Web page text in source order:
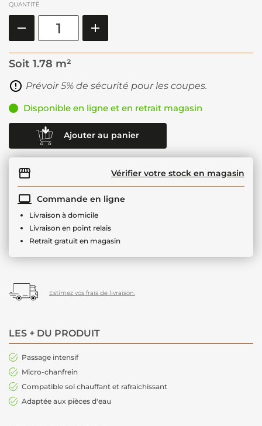
QUANTITÉ
Soit 1.78 m²
Prévoir 5% de sécurité pour les coupes.
Disponible en ligne et en retrait magasin
Ajouter au panier
Vérifier votre stock en magasin
Commande en ligne
Livraison à domicile
Livraison en point relais
Retrait gratuit en magasin
Estimez vos frais de livraison.
LES + DU PRODUIT
Passage intensif
Micro-chanfrein
Compatible sol chauffant et rafraichissant
Adaptée aux pièces d'eau